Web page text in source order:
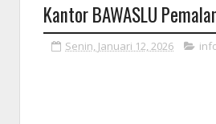
Kantor BAWASLU
Senin, Januari 12, 2026